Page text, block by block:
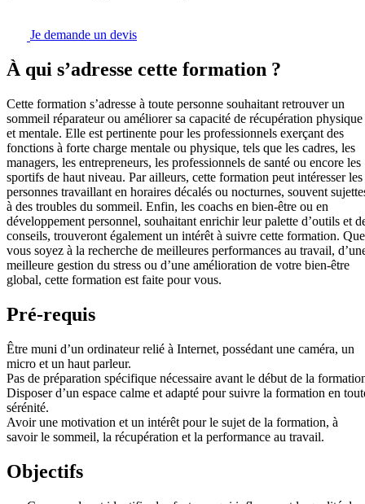
Je demande un devis
À qui s’adresse cette formation ?
Cette formation s’adresse à toute personne souhaitant retrouver un
sommeil réparateur ou améliorer sa capacité de récupération physique
et mentale. Elle est pertinente pour les professionnels exerçant des
fonctions à forte charge mentale ou physique, tels que les cadres, les
managers, les entrepreneurs, les professionnels de santé ou encore les
sportifs de haut niveau. Par ailleurs, cette formation peut intéresser les
personnes travaillant en horaires décalés ou nocturnes, souvent
à des troubles du sommeil. Enfin, les coachs en bien-être ou en
développement personnel, souhaitant enrichir leur palette d’outils et
conseils, trouveront également un intérêt à suivre cette formation. Que
vous soyez à la recherche de meilleures performances au travail,
meilleure gestion du stress ou d’une amélioration de votre bien-être
global, cette formation est faite pour vous.
Pré-requis
Être muni d’un ordinateur relié à Internet, possédant une caméra, un
micro et un haut parleur.
Pas de préparation spécifique nécessaire avant le début de la
Disposer d’un espace calme et adapté pour suivre la formation en
sérénité.
Avoir une motivation et un intérêt pour le sujet de la formation, à
savoir le sommeil, la récupération et la performance au travail.
Objectifs